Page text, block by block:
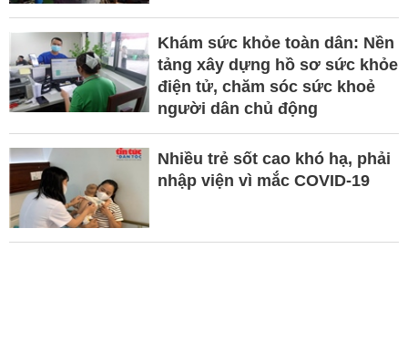
Khám sức khỏe toàn dân: Nền
tảng xây dựng hồ sơ sức khỏe
điện tử, chăm sóc sức khoẻ
người dân chủ động
Nhiều trẻ sốt cao khó hạ, phải
nhập viện vì mắc COVID-19